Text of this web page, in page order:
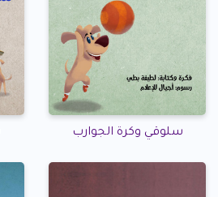
سلوقي وكرة الجوارب